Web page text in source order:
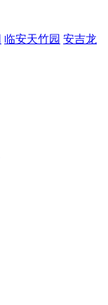
临安天竹园 安吉龙